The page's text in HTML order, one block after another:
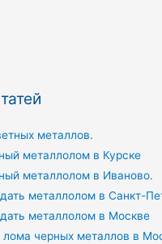
металлов.
металлолом в Курске
металлолом в Иваново.
металлолом в Санкт-
металлолом в Москве
лома черных металлов в